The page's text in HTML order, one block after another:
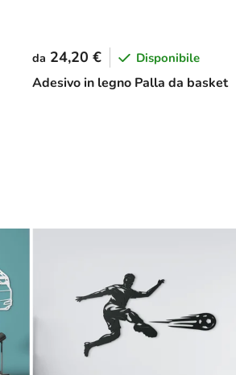
Adesivo in legno Palla da basket
da 24,20 € Disponibile